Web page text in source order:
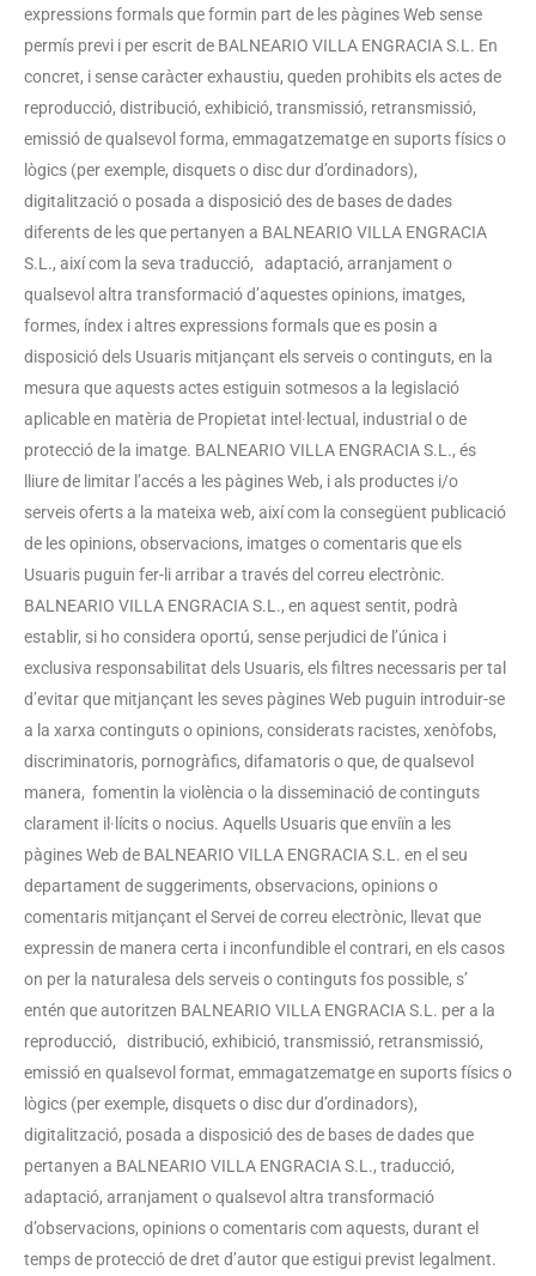
expressions formals que formin part de les pàgines Web sense
permís previ i per escrit de BALNEARIO VILLA ENGRACIA S.L. En
concret, i sense caràcter exhaustiu, queden prohibits els actes de
reproducció, distribució, exhibició, transmissió, retransmissió,
emissió de qualsevol forma, emmagatzematge en suports físics o
lògics (per exemple, disquets o disc dur d’ordinadors),
digitalització o posada a disposició des de bases de dades
diferents de les que pertanyen a BALNEARIO VILLA ENGRACIA
S.L., així com la seva traducció, adaptació, arranjament o
qualsevol altra transformació d’aquestes opinions, imatges,
formes, índex i altres expressions formals que es posin a
disposició dels Usuaris mitjançant els serveis o continguts, en la
mesura que aquests actes estiguin sotmesos a la legislació
aplicable en matèria de Propietat intel·lectual, industrial o de
protecció de la imatge. BALNEARIO VILLA ENGRACIA S.L., és
lliure de limitar l’accés a les pàgines Web, i als productes i/o
serveis oferts a la mateixa web, així com la consegüent publicació
de les opinions, observacions, imatges o comentaris que els
Usuaris puguin fer-li arribar a través del correu electrònic.
BALNEARIO VILLA ENGRACIA S.L., en aquest sentit, podrà
establir, si ho considera oportú, sense perjudici de l’única i
exclusiva responsabilitat dels Usuaris, els filtres necessaris per tal
d’evitar que mitjançant les seves pàgines Web puguin introduir-se
a la xarxa continguts o opinions, considerats racistes, xenòfobs,
discriminatoris, pornogràfics, difamatoris o que, de qualsevol
manera, fomentin la violència o la disseminació de continguts
clarament il·lícits o nocius. Aquells Usuaris que enviïn a les
pàgines Web de BALNEARIO VILLA ENGRACIA S.L. en el seu
departament de suggeriments, observacions, opinions o
comentaris mitjançant el Servei de correu electrònic, llevat que
expressin de manera certa i inconfundible el contrari, en els casos
on per la naturalesa dels serveis o continguts fos possible, s’
entén que autoritzen BALNEARIO VILLA ENGRACIA S.L. per a la
reproducció, distribució, exhibició, transmissió, retransmissió,
emissió en qualsevol format, emmagatzematge en suports físics o
lògics (per exemple, disquets o disc dur d’ordinadors),
digitalització, posada a disposició des de bases de dades que
pertanyen a BALNEARIO VILLA ENGRACIA S.L., traducció,
adaptació, arranjament o qualsevol altra transformació
d’observacions, opinions o comentaris com aquests, durant el
temps de protecció de dret d’autor que estigui previst legalment.